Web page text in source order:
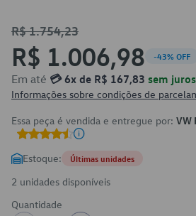
R$ 1.754,23
R$ 1.006,98 -43% OFF
Em até 💳 6x de R$ 167,83 sem juros
Informações sobre condições de
Essa peça é vendida e entregue por: VW
Estoque: Últimas unidades
2 unidades disponíveis
Quantidade